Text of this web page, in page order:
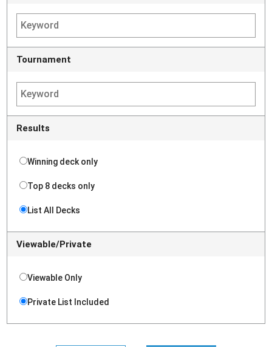
Tournament
Results
Winning deck only
Top 8 decks only
List All Decks
Viewable/Private
Viewable Only
Private List Included